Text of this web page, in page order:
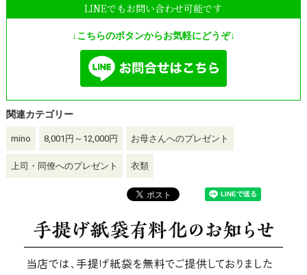
LINEでもお問い合わせ可能です
↓こちらのボタンからお気軽にどうぞ↓
関連カテゴリー
mino 8,001円～12,000円 お母さんへのプレゼント
上司・同僚へのプレゼント 衣類